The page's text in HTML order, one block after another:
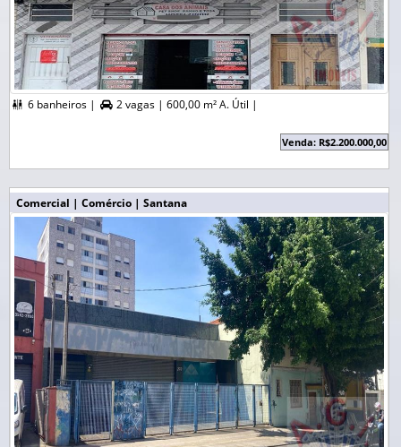
 6 banheiros |  2 vagas | 600,00 m² A. Útil |
Venda: R$2.200.000,00
Comercial | Comércio | Santana